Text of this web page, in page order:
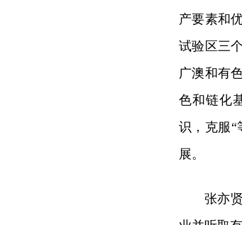
产要素和
试验区三
广澳和有
色和链化
识，克服“
展。
张亦